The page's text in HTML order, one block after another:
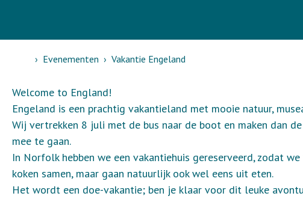
HomeEvenementen Vakantie Engeland
Welcome to England!
Engeland is een prachtig vakantieland met mooie natuur,
Wij vertrekken 8 juli met de bus naar de boot en maken dan
mee te gaan.
In Norfolk hebben we een vakantiehuis gereserveerd, zodat
koken samen, maar gaan natuurlijk ook wel eens uit eten.
Het wordt een doe-vakantie; ben je klaar voor dit leuke